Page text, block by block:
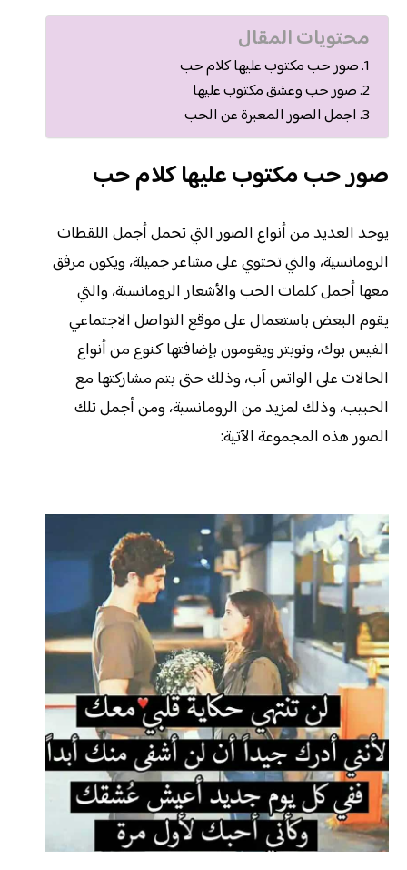
محتويات المقال
صور حب مكتوب عليها كلام حب
صور حب وعشق مكتوب عليها
اجمل الصور المعبرة عن الحب
صور حب مكتوب عليها كلام حب
يوجد العديد من أنواع الصور التي تحمل أجمل اللقطات
الرومانسية، والتي تحتوي على مشاعر جميلة، ويكون مرفق
معها أجمل كلمات الحب والأشعار الرومانسية، والتي
يقوم البعض باستعمال على موقع التواصل الاجتماعي
الفيس بوك، وتويتر ويقومون بإضافتها كنوع من أنواع
الحالات على الواتس آب، وذلك حتى يتم مشاركتها مع
الحبيب، وذلك لمزيد من الرومانسية، ومن أجمل تلك
الصور هذه المجموعة الآتية: